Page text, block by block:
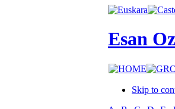
Esan
Skip to